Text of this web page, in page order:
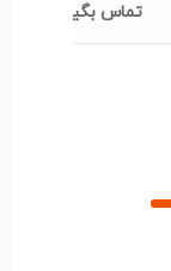
تماس بگیرید